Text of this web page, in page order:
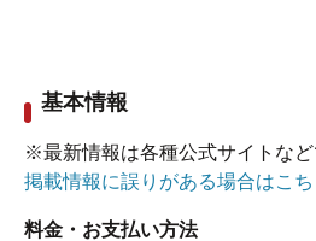
基本情報
※最新情報は各種公式サイトな
掲載情報に誤りがある場合はこち
料金・お支払い方法